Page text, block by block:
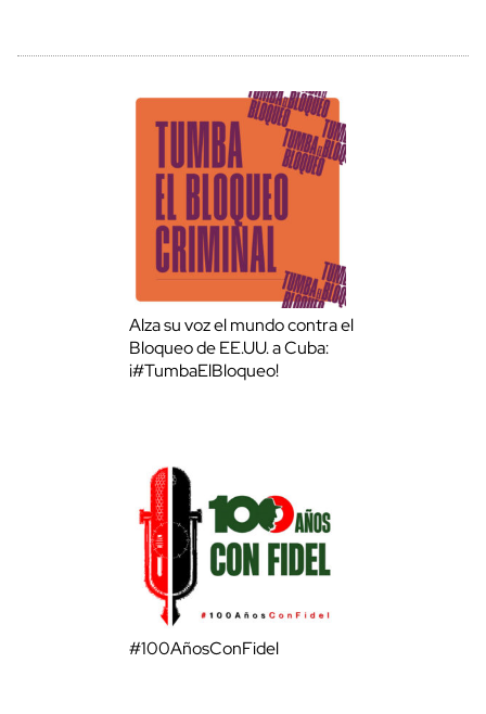
Alza su voz el mundo contra el
Bloqueo de EE.UU. a Cuba:
¡#TumbaElBloqueo!
#100AñosConFidel